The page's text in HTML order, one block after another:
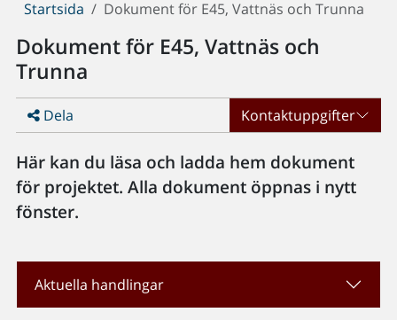
Du
här:
Startsida Dokument för E45, Vattnäs och Trunna
Dokument för E45, Vattnäs och
Trunna
Dela Kontaktuppgifter
Här kan du läsa och ladda hem dokument
för projektet. Alla dokument öppnas i nytt
fönster.
Aktuella handlingar